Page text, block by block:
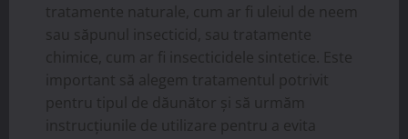
tratamente naturale, cum ar fi uleiul de neem
sau săpunul insecticid, sau tratamente
chimice, cum ar fi insecticidele sintetice. Este
important să alegem tratamentul potrivit
pentru tipul de dăunător și să urmăm
instrucțiunile de utilizare pentru a evita